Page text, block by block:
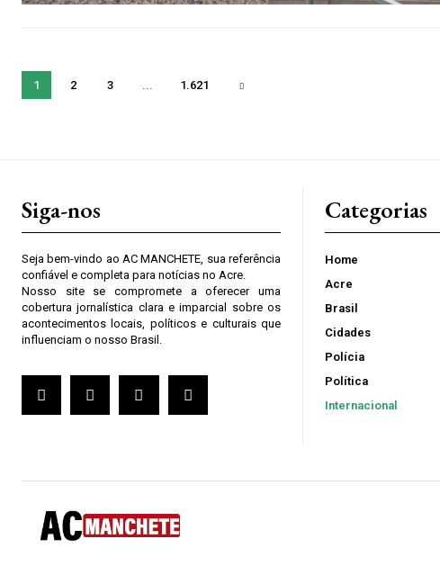
1 2 3 1.621
Siga-nos
Seja bem-vindo ao AC MANCHETE, sua referência
confiável e completa para notícias no Acre.
Nosso site se compromete a oferecer uma
cobertura jornalística clara e imparcial sobre os
acontecimentos locais, políticos e culturais que
influenciam o nosso Brasil.
Categorias
Home
Acre
Brasil
Cidades
Polícia
Política
Internacional